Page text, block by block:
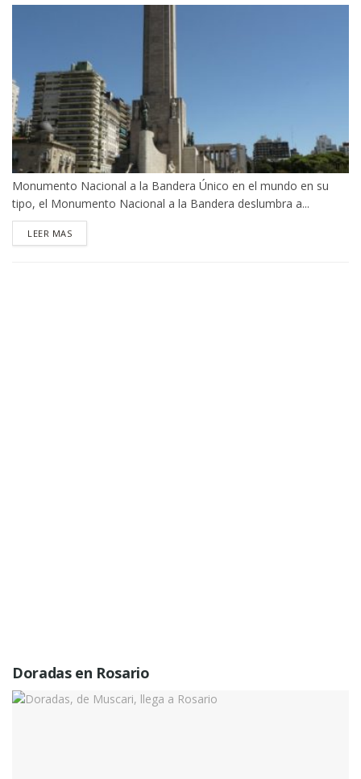
Monumento Nacional a la Bandera Único en el mundo en su
tipo, el Monumento Nacional a la Bandera deslumbra a...
LEER MASDETAILS
Doradas en Rosario